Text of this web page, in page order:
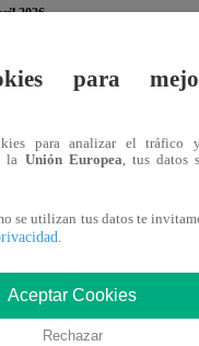
2026
a balazos por
de varios
policial, el intento
Centro Cívico, uno
que los
que cargaba consigo.
para
para analizar el tráfico y
la Unión Europea, tus datos
se utilizan tus datos te
.
Aceptar Cookies
Rechazar